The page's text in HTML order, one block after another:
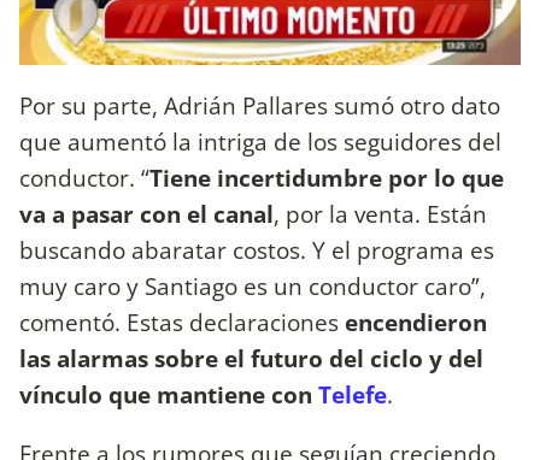
Por su parte, Adrián Pallares sumó otro dato
que aumentó la intriga de los seguidores del
conductor. “Tiene incertidumbre por lo que
va a pasar con el canal, por la venta. Están
buscando abaratar costos. Y el programa es
muy caro y Santiago es un conductor caro”,
comentó. Estas declaraciones encendieron
las alarmas sobre el futuro del ciclo y del
vínculo que mantiene con Telefe.